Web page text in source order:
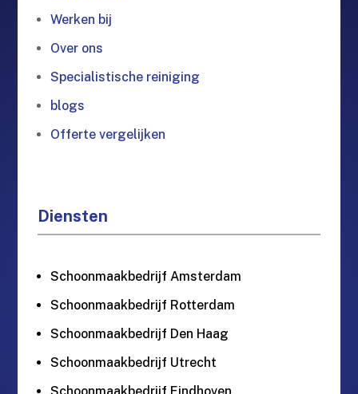
Werken bij
Over ons
Specialistische reiniging
blogs
Offerte vergelijken
Diensten
Schoonmaakbedrijf Amsterdam
Schoonmaakbedrijf Rotterdam
Schoonmaakbedrijf Den Haag
Schoonmaakbedrijf Utrecht